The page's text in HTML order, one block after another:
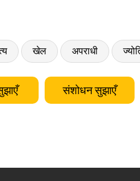
खेल अपराधी
संशोधन सुझाएँ